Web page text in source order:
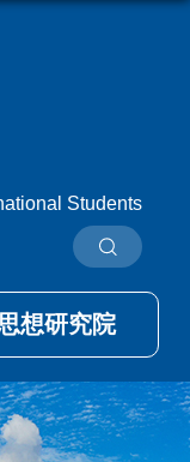
Students
想研究院